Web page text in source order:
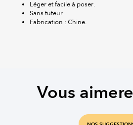
Léger et facile à poser.
Sans tuteur.
Fabrication : Chine.
Vous